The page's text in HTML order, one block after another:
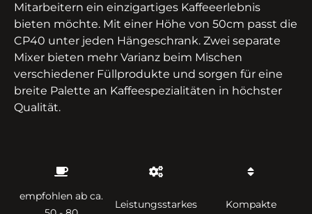
Mitarbeitern ein einzigartiges Kaffeeerlebnis
bieten möchte. Mit einer Höhe von 50cm passt die
CP40 unter jeden Hängeschrank. Zwei separate
Mixer bieten mehr Varianz beim Mischen
verschiedener Füllprodukte und sorgen für eine
breite Palette an Kaffeespezialitäten in höchster
Qualität.
empfohlen ab ca.
Leistungsstarkes
Kompakte